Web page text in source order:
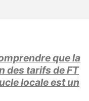
que la
des tarifs de FT
locale est un